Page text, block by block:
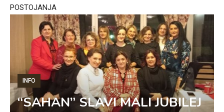
POSTOJANJA
INFO
“SAHAN” SLAVI MALI JUBILEJ